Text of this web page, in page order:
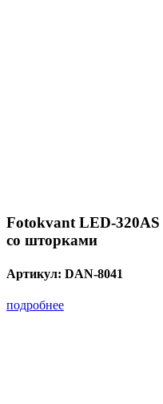
Fotokvant LED-320AS
со шторками
Артикул: DAN-8041
подробнее